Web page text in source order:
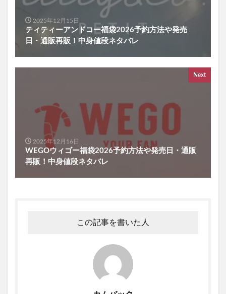
2025年12月15日
ティティーアンドコー福袋2026予約方法や発売
日・通販再販！中身値段ネタバレ
Next
2025年12月16日
WEGOウィゴー福袋2026予約方法や発売日・通販
再販！中身値段ネタバレ
この記事を書いた人